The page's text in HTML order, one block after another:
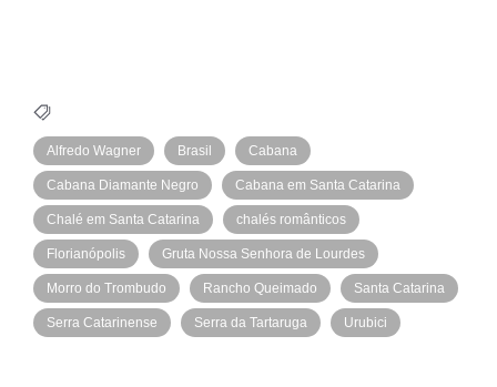
Alfredo Wagner Brasil Cabana
Cabana Diamante Negro Cabana em Santa Catarina
Chalé em Santa Catarina chalés românticos
Florianópolis Gruta Nossa Senhora de Lourdes
Morro do Trombudo Rancho Queimado Santa Catarina
Serra Catarinense Serra da Tartaruga Urubici